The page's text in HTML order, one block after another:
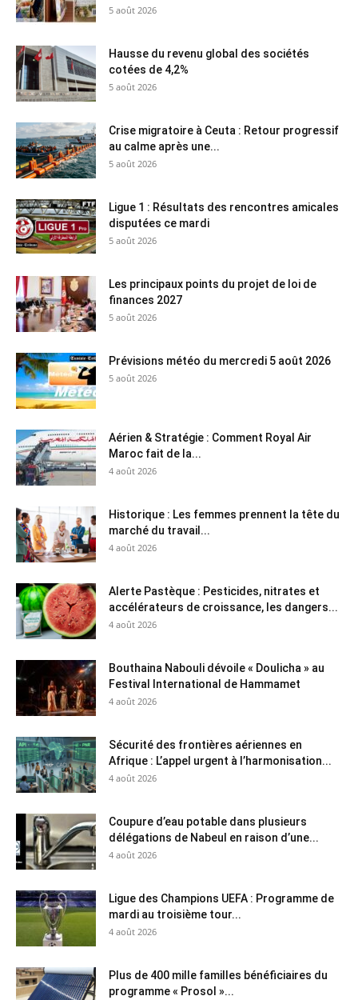
5 août 2026
Hausse du revenu global des sociétés
cotées de 4,2%
5 août 2026
Crise migratoire à Ceuta : Retour progressif
au calme après une...
5 août 2026
Ligue 1 : Résultats des rencontres amicales
disputées ce mardi
5 août 2026
Les principaux points du projet de loi de
finances 2027
5 août 2026
Prévisions météo du mercredi 5 août 2026
5 août 2026
Aérien & Stratégie : Comment Royal Air
Maroc fait de la...
4 août 2026
Historique : Les femmes prennent la tête du
marché du travail...
4 août 2026
Alerte Pastèque : Pesticides, nitrates et
accélérateurs de croissance, les dangers...
4 août 2026
Bouthaina Nabouli dévoile « Doulicha » au
Festival International de Hammamet
4 août 2026
Sécurité des frontières aériennes en
Afrique : L’appel urgent à l’harmonisation...
4 août 2026
Coupure d’eau potable dans plusieurs
délégations de Nabeul en raison d’une...
4 août 2026
Ligue des Champions UEFA : Programme de
mardi au troisième tour...
4 août 2026
Plus de 400 mille familles bénéficiaires du
programme « Prosol »...